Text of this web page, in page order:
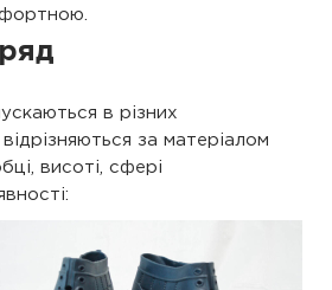
в різних
за матеріалом
висоті, сфері